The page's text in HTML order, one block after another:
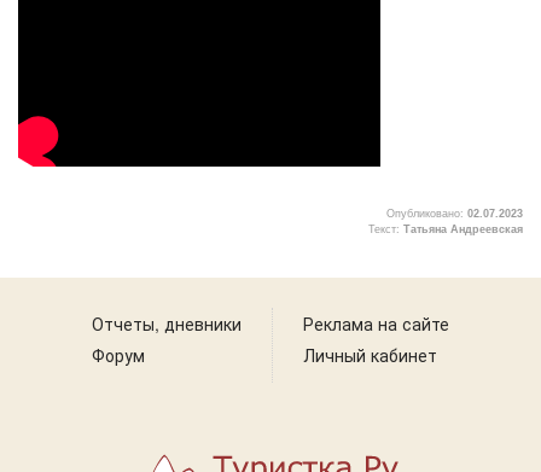
Опубликовано: 02.07.2023
Текст: Татьяна Андреевская
Отчеты, дневники
Форум
Реклама на сайте
Личный кабинет